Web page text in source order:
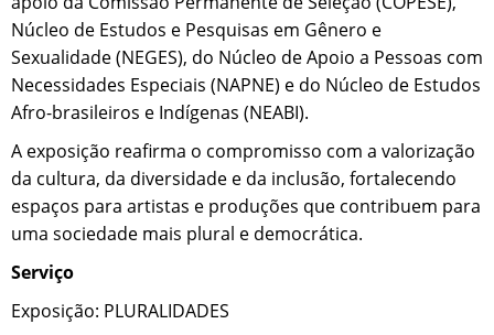
Núcleo de Estudos e Pesquisas em Gênero e
Sexualidade (NEGES), do Núcleo de Apoio a Pessoas com
Necessidades Especiais (NAPNE) e do Núcleo de Estudos
Afro-brasileiros e Indígenas (NEABI).
A exposição reafirma o compromisso com a valorização
da cultura, da diversidade e da inclusão, fortalecendo
espaços para artistas e produções que contribuem para
uma sociedade mais plural e democrática.
Serviço
Exposição: PLURALIDADES